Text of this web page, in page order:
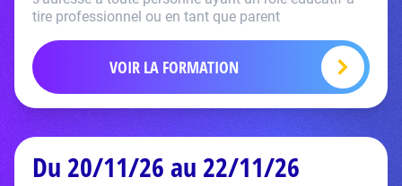
tire professionnel ou en tant que parent
VOIR LA FORMATION
Du 20/11/26 au 22/11/26